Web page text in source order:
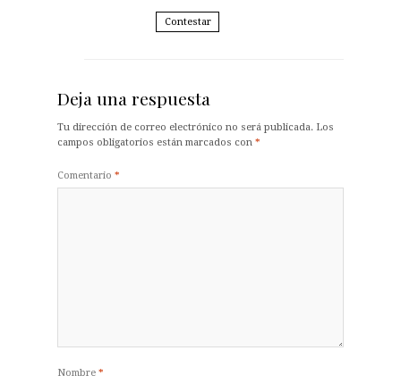
Contestar
Deja una respuesta
Tu dirección de correo electrónico no será publicada. Los
campos obligatorios están marcados con *
Comentario *
Nombre *